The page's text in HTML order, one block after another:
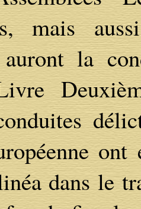
mais
auront la
dans le